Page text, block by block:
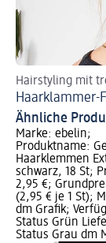
Hairstyling mit
Haarklammer-
Ähnliche
Marke: ebelin;
Produktname:
Haarklemmen
schwarz, 18 St;
2,95 €;
(2,95 € je 1 St);
dm Grafik;
Status Grün
Status Grau dm